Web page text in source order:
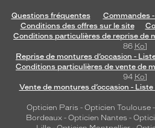
Questions fréquentes
Commandes
Conditions des offres sur le site
Conditions particulières de reprise de
86 Ko]
Reprise de montures d’occasion -
Conditions particulières de vente de
94 Ko]
Vente de montures d’occasion -
Opticien Paris - Opticien Toulouse-
Bordeaux- Opticien Nantes -